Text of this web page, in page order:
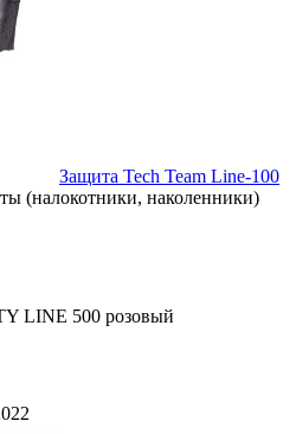
Защита Tech Team Line-100
(налокотники, наколенники)
LINE 500 розовый